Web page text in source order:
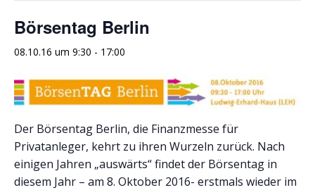
Börsentag Berlin
08.10.16 um 9:30 - 17:00
Der Börsentag Berlin, die Finanzmesse für
Privatanleger, kehrt zu ihren Wurzeln zurück. Nach
einigen Jahren „auswärts“ findet der Börsentag in
diesem Jahr – am 8. Oktober 2016- erstmals wieder im